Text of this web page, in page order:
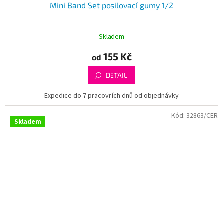
Mini Band Set posilovací gumy 1/2
Skladem
od 155 Kč
DETAIL
Expedice do 7 pracovních dnů od objednávky
Skladem
Kód: 32863/CER